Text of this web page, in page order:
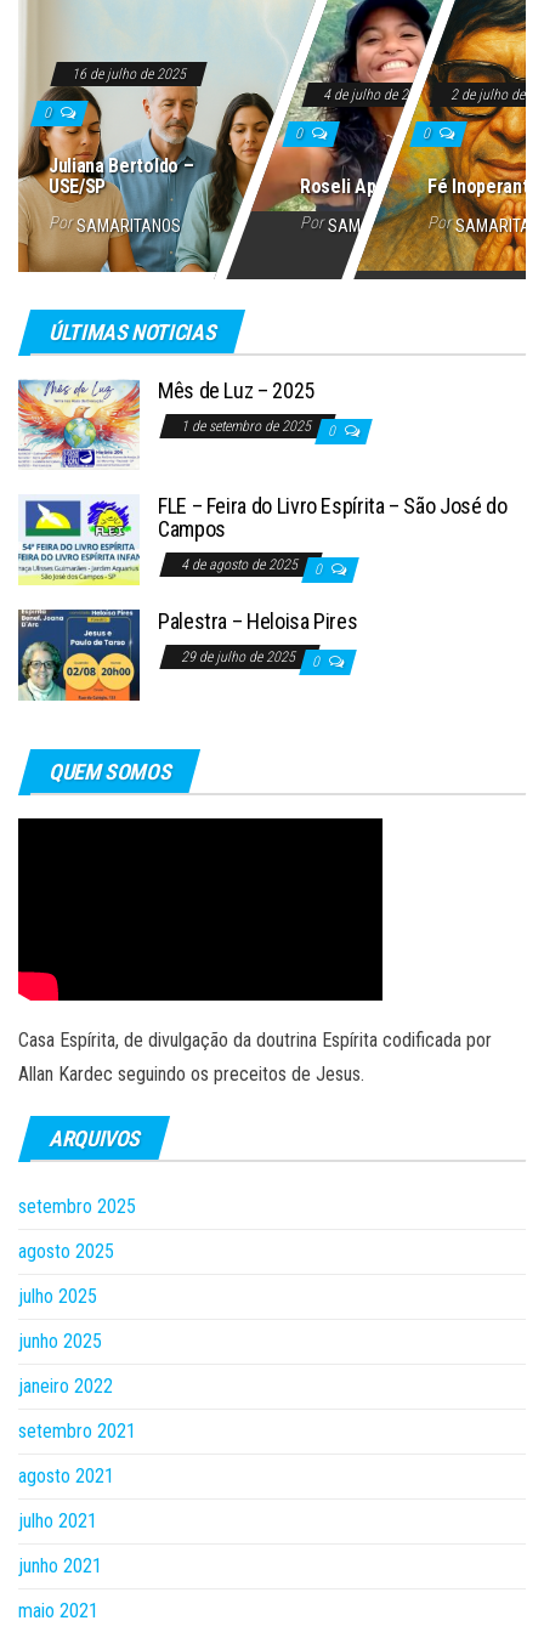
16 de julho de 2025
0
Juliana Bertoldo –
USE/SP
Por SAMARITANOS
4 de julho de 2025
0
Roseli Aparecida
Por SAMARITANOS
2 de julho de
0
Fé Inoperante
Por
ÚLTIMAS NOTICIAS
Mês de Luz – 2025
1 de setembro de 2025 0
FLE – Feira do Livro Espírita – São José do
Campos
4 de agosto de 2025 0
Palestra – Heloisa Pires
29 de julho de 2025 0
QUEM SOMOS
Casa Espírita, de divulgação da doutrina Espírita codificada por
Allan Kardec seguindo os preceitos de Jesus.
ARQUIVOS
setembro 2025
agosto 2025
julho 2025
junho 2025
janeiro 2022
setembro 2021
agosto 2021
julho 2021
junho 2021
maio 2021